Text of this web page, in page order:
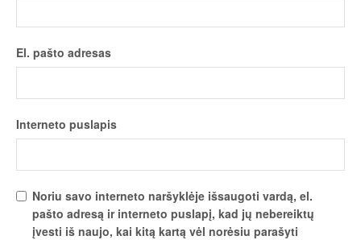
El. pašto adresas
Interneto puslapis
Noriu savo interneto naršyklėje išsaugoti vardą, el.
pašto adresą ir interneto puslapį, kad jų nebereiktų
įvesti iš naujo, kai kitą kartą vėl norėsiu parašyti